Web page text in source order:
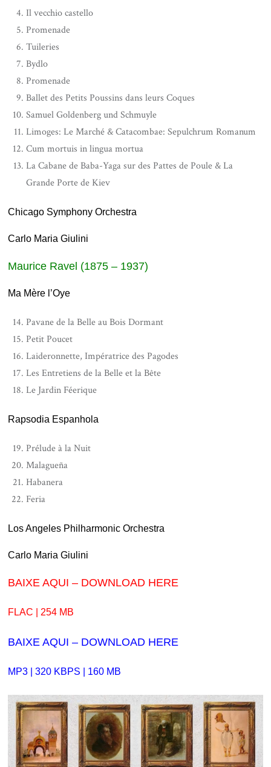
Il vecchio castello
Promenade
Tuileries
Bydlo
Promenade
Ballet des Petits Poussins dans leurs Coques
Samuel Goldenberg und Schmuyle
Limoges: Le Marché & Catacombae: Sepulchrum Romanum
Cum mortuis in lingua mortua
La Cabane de Baba-Yaga sur des Pattes de Poule & La
Grande Porte de Kiev
Chicago Symphony Orchestra
Carlo Maria Giulini
Maurice Ravel (1875 – 1937)
Ma Mère l’Oye
Pavane de la Belle au Bois Dormant
Petit Poucet
Laideronnette, Impératrice des Pagodes
Les Entretiens de la Belle et la Bête
Le Jardin Féerique
Rapsodia Espanhola
Prélude à la Nuit
Malagueña
Habanera
Feria
Los Angeles Philharmonic Orchestra
Carlo Maria Giulini
BAIXE AQUI – DOWNLOAD HERE
FLAC | 254 MB
BAIXE AQUI – DOWNLOAD HERE
MP3 | 320 KBPS | 160 MB